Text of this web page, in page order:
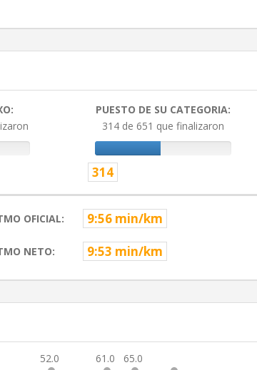
PUESTO DE SU CATEGORIA:
314 de 651 que finalizaron
314
OFICIAL: 9:56 min/km
NETO: 9:53 min/km
52.0
61.0
65.0